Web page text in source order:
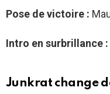
Pose de victoire :
Intro en surbrillance :
Junkrat change